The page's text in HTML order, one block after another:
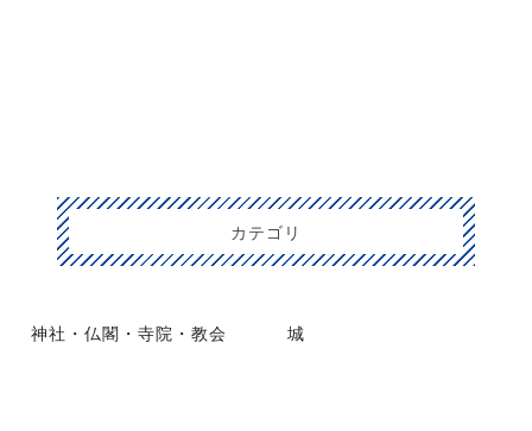
カテゴリ
神社・仏閣・寺院・教会 城